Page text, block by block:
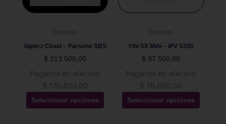
Equipos
Vaperz Cloud – Parsons SBS
$ 213.500,00
Pagando en efectivo
$ 170.800,00
Seleccionar opciones
opciones
pueden
elegir
en
página
de
producto
Equipos
Yihi SX Mini – iPV V200
$ 97.500,00
Pagando en efectivo
$ 78.000,00
Seleccionar opciones
pueden
elegir
en
página
de
producto